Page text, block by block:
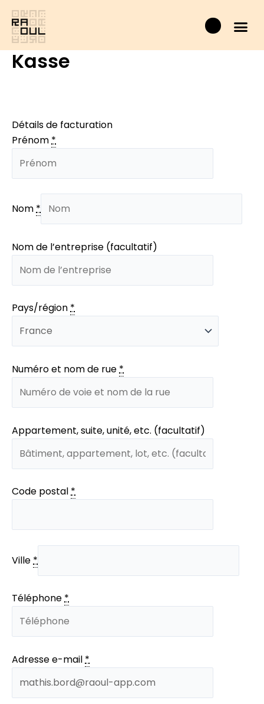
Aller
contenu
Panier
Kasse
Détails de facturation
Prénom *
Nom*
Nom de l’entreprise (facultatif)
Pays/région*
Numéro et nom de rue*
Appartement, suite, unité, etc. (facultatif)
Code postal*
Ville*
Téléphone*
Adresse e-mail*